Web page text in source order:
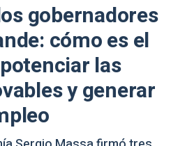
gobernadores
cómo es el
las
y generar